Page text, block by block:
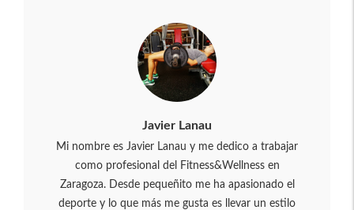
Javier Lanau
Mi nombre es Javier Lanau y me dedico a trabajar
como profesional del Fitness&Wellness en
Zaragoza. Desde pequeñito me ha apasionado el
deporte y lo que más me gusta es llevar un estilo